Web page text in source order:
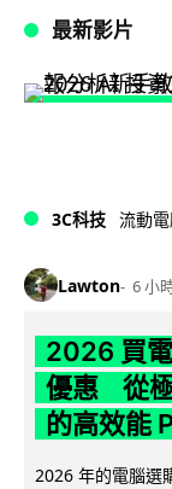
最新影片
3C科技 流動
Lawton 6 小
2026 買
優惠 從極
的高效能
2026 年的電腦選